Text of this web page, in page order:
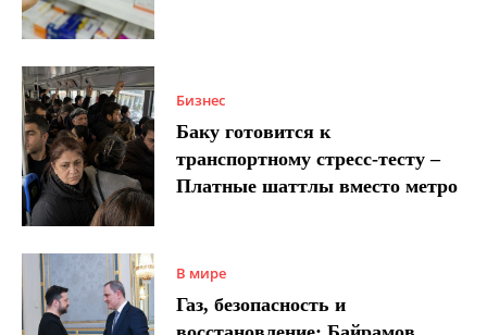
Бизнес
Баку готовится к
транспортному стресс-тесту –
Платные шаттлы вместо метро
В мире
Газ, безопасность и